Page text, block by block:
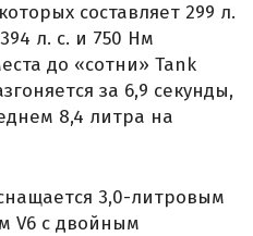
составляет 299 л.
л. с. и 750 Нм
до «сотни» Tank
за 6,9 секунды,
8,4 литра на
3,0-литровым
V6 с двойным